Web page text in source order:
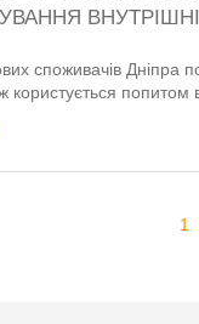
споживачів Дніпра
користується попитом
1